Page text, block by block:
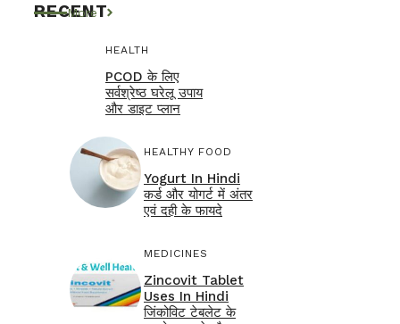
RECENT
More
HEALTH
PCOD के लिए
सर्वश्रेष्ठ घरेलू उपाय
और डाइट प्लान
HEALTHY FOOD
Yogurt In Hindi
कर्ड और योगर्ट में अंतर
एवं दही के फायदे
MEDICINES
Zincovit Tablet
Uses In Hindi
जिंकोविट टेबलेट के